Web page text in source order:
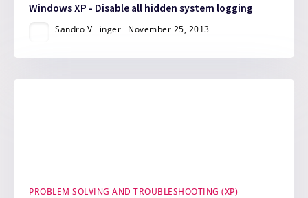
Windows XP - Disable all hidden system logging
Sandro Villinger November 25, 2013
PROBLEM SOLVING AND TROUBLESHOOTING (XP)